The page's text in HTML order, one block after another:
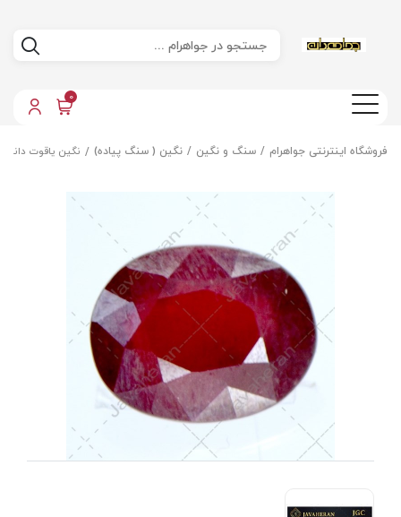
0
فروشگاه اینترنتی جواهرام سنگ و نگین نگین ( سنگ پیاده) نگین یاقوت دانه